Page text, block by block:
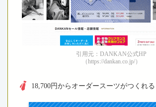
引用元：DANKAN公式HP
（https://dankan.co.jp/）
18,700円からオーダースーツがつくれる